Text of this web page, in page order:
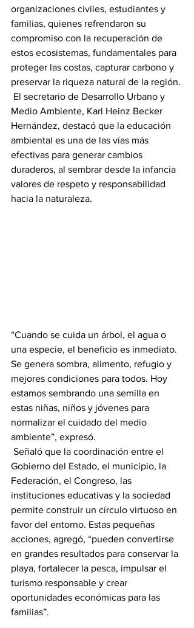
organizaciones civiles, estudiantes y
familias, quienes refrendaron su
compromiso con la recuperación de
estos ecosistemas, fundamentales para
proteger las costas, capturar carbono y
preservar la riqueza natural de la región.
Medio Ambiente, Karl Heinz Becker
Hernández, destacó que la educación
ambiental es una de las vías más
efectivas para generar cambios
duraderos, al sembrar desde la infancia
valores de respeto y responsabilidad
hacia la naturaleza.
“Cuando se cuida un árbol, el agua o
una especie, el beneficio es inmediato.
Se genera sombra, alimento, refugio y
mejores condiciones para todos. Hoy
estamos sembrando una semilla en
estas niñas, niños y jóvenes para
normalizar el cuidado del medio
ambiente”, expresó.
Gobierno del Estado, el municipio, la
Federación, el Congreso, las
instituciones educativas y la sociedad
permite construir un círculo virtuoso en
favor del entorno. Estas pequeñas
acciones, agregó, “pueden convertirse
en grandes resultados para conservar la
playa, fortalecer la pesca, impulsar el
turismo responsable y crear
oportunidades económicas para las
familias”.